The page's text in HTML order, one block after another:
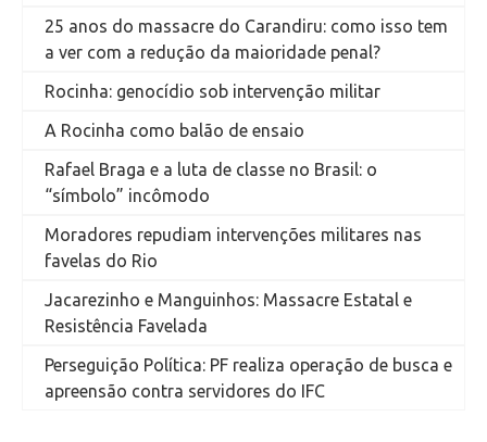
25 anos do massacre do Carandiru: como isso tem
a ver com a redução da maioridade penal?
Rocinha: genocídio sob intervenção militar
A Rocinha como balão de ensaio
Rafael Braga e a luta de classe no Brasil: o
“símbolo” incômodo
Moradores repudiam intervenções militares nas
favelas do Rio
Jacarezinho e Manguinhos: Massacre Estatal e
Resistência Favelada
Perseguição Política: PF realiza operação de busca e
apreensão contra servidores do IFC